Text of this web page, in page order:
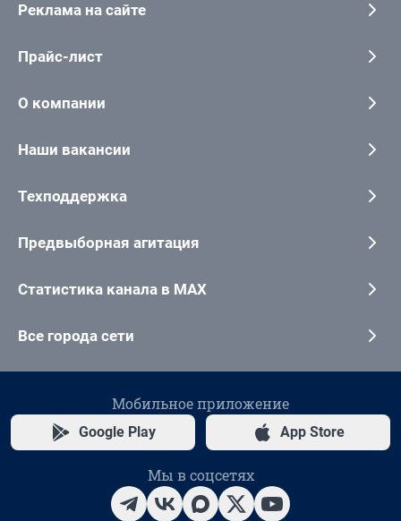
Реклама на сайте
Прайс-лист
О компании
Наши вакансии
Техподдержка
Предвыборная агитация
Статистика канала в MAX
Все города сети
Мобильное приложение
Google Play App Store
Мы в соцсетях